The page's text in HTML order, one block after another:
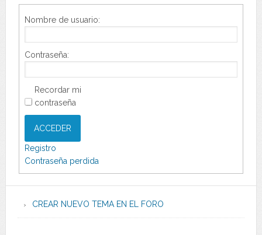
Nombre de usuario:
Contraseña:
Recordar mi
contraseña
ACCEDER
Registro
Contraseña perdida
CREAR NUEVO TEMA EN EL FORO